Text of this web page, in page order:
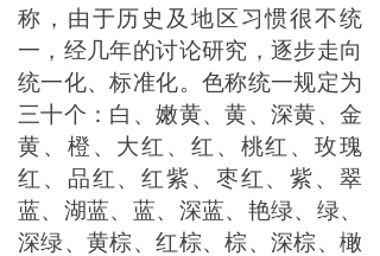
称，由于历史及地区习惯很不统
一，经几年的讨论研究，逐步走向
统一化、标准化。色称统一规定为
三十个：白、嫩黄、黄、深黄、金
黄、橙、大红、红、桃红、玫瑰
红、品红、红紫、枣红、紫、翠
蓝、湖蓝、蓝、深蓝、艳绿、绿、
深绿、黄棕、红棕、棕、深棕、橄